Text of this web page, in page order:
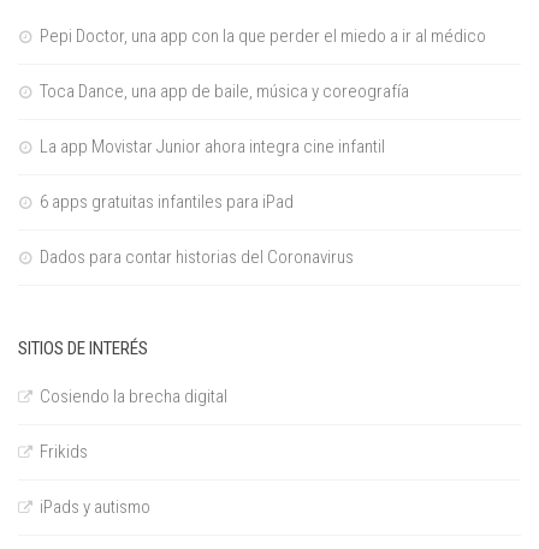
Pepi Doctor, una app con la que perder el miedo a ir al médico
Toca Dance, una app de baile, música y coreografía
La app Movistar Junior ahora integra cine infantil
6 apps gratuitas infantiles para iPad
Dados para contar historias del Coronavirus
SITIOS DE INTERÉS
Cosiendo la brecha digital
Frikids
iPads y autismo